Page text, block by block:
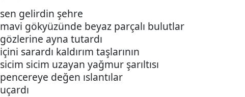
sen gelirdin şehre
mavi gökyüzünde beyaz parçalı bulutlar
gözlerine ayna tutardı
içini sarardı kaldırım taşlarının
sicim sicim uzayan yağmur şarıltısı
pencereye değen ıslantılar
uçardı